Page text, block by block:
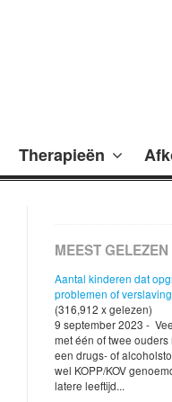
Therapieën
MEEST
Aantal kinderen dat
problemen of
(316,912 x gelezen)
9 september 2023 -
met één of twee
een drugs- of
wel KOPP/KOV
latere leeftijd...